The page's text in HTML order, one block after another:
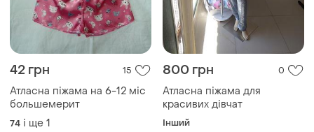
42 грн 15
Атласна піжама на 6-12 міс
большемерит
74 і ще 1
800 грн 0
Атласна піжама для
красивих дівчат
Інший